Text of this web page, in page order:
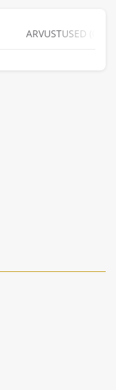
ARVUSTUSED (0)